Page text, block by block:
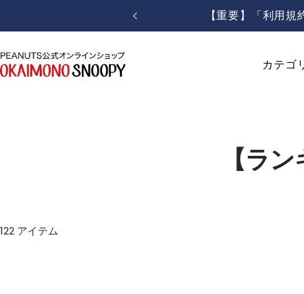
ン
ツ
戻
【重要】「利用
お
か
カテゴ
【ラ
122 アイテム